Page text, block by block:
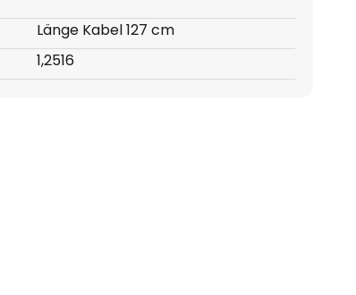
Länge Kabel 127 cm
1,2516